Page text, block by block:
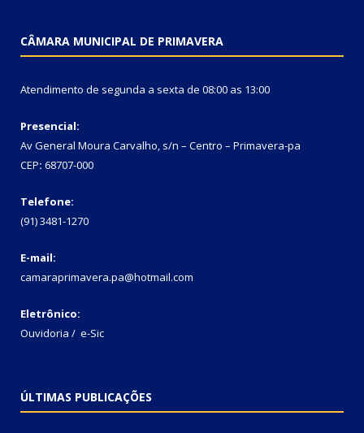
CÂMARA MUNICIPAL DE PRIMAVERA
Atendimento de segunda a sexta de 08:00 as 13:00
Presencial:
Av General Moura Carvalho, s/n – Centro – Primavera-pa
CEP: 68707-000
Telefone:
(91) 3481-1270
E-mail:
camaraprimavera.pa@hotmail.com
Eletrônico:
Ouvidoria / e-Sic
ÚLTIMAS PUBLICAÇÕES